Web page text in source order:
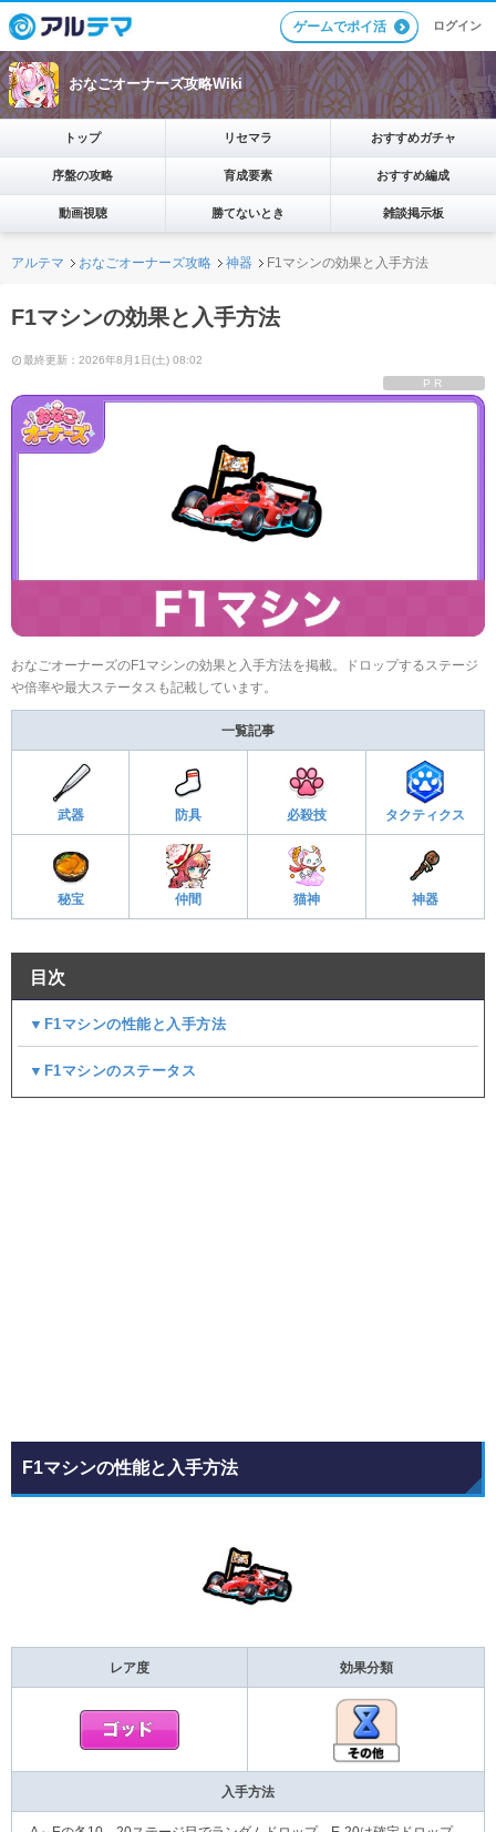
ゲームでポイ活 ログイン
おなごオーナーズ攻略Wiki
トップ リセマラ おすすめガチャ
序盤の攻略 育成要素 おすすめ編成
動画視聴 勝てないとき 雑談掲示板
アルテマ おなごオーナーズ攻略 神器 F1マシンの効果と入手方法
F1マシンの効果と入手方法
最終更新：2026年8月1日(土) 08:02
PR
おなごオーナーズのF1マシンの効果と入手方法を掲載。ドロップするステージ
や倍率や最大ステータスも記載しています。
一覧記事
武器 防具 必殺技 タクティクス
秘宝 仲間 猫神 神器
目次
▼F1マシンの性能と入手方法
▼F1マシンのステータス
F1マシンの性能と入手方法
レア度 効果分類
入手方法